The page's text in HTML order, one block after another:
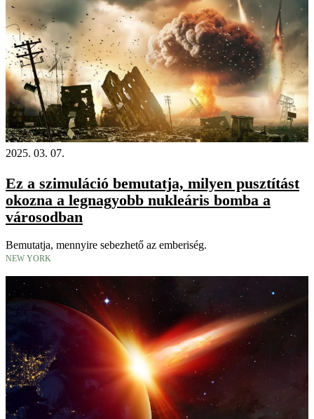
18+
2025. 03. 07.
Ez a szimuláció bemutatja, milyen pusztítást
okozna a legnagyobb nukleáris bomba a
városodban
Bemutatja, mennyire sebezhető az emberiség.
NEW YORK